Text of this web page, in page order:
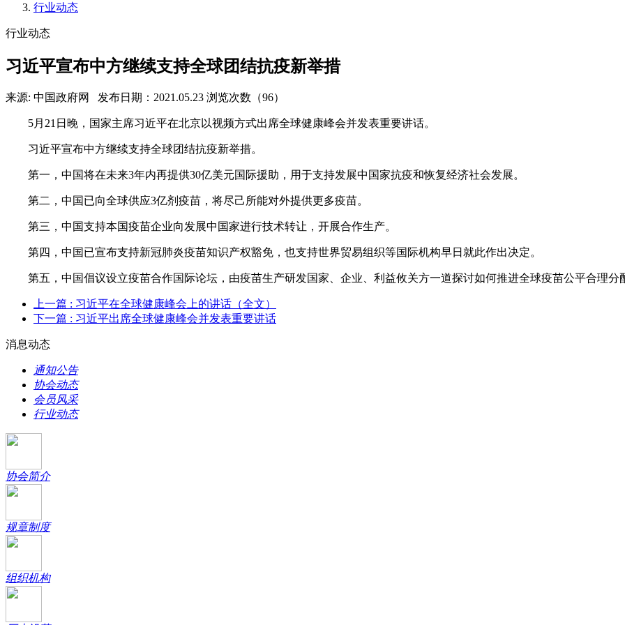
行业动态
行业动态
习近平宣布中方继续支持全球团结抗疫新举措
来源: 中国政府网 发布日期：2021.05.23 浏览次数（96）
5月21日晚，国家主席习近平在北京以视频方式出席全球健康峰会并发表重要讲话。
习近平宣布中方继续支持全球团结抗疫新举措。
第一，中国将在未来3年内再提供30亿美元国际援助，用于支持发展中国家抗疫和恢复经济社会发展。
第二，中国已向全球供应3亿剂疫苗，将尽己所能对外提供更多疫苗。
第三，中国支持本国疫苗企业向发展中国家进行技术转让，开展合作生产。
第四，中国已宣布支持新冠肺炎疫苗知识产权豁免，也支持世界贸易组织等国际机构早日就此作出决定。
第五，中国倡议设立疫苗合作国际论坛，由疫苗生产研发国家、企业、利益攸关方一道探讨如何推进全球疫苗公平合理分
上一篇 : 习近平在全球健康峰会上的讲话（全文）
下一篇 : 习近平出席全球健康峰会并发表重要讲话
消息动态
通知公告
协会动态
会员风采
行业动态
协会简介
规章制度
组织机构